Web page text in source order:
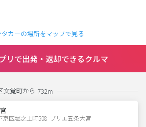
タカーの場所をマップで見る
リで出発・返却できるクルマ
文覚町から 732m
京区堀之上町508  ブリエ五条大宮